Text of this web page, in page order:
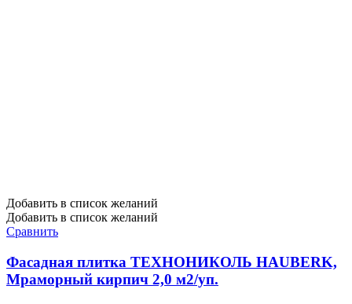
Добавить в список желаний
Добавить в список желаний
Сравнить
Фасадная плитка ТЕХНОНИКОЛЬ HAUBERK,
Мраморный кирпич 2,0 м2/уп.